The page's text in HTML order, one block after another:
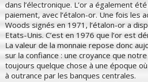
dans l’électronique. L’or a également
paiement, avec l’étalon-or. Une fois les
Woods signés en 1971, l’étalon-or a
Etats-Unis. C’est en 1976 que l’or est
La valeur de la monnaie repose donc
sur la confiance : une croyance que
toujours quelque chose à une époque
à outrance par les banques centrales.